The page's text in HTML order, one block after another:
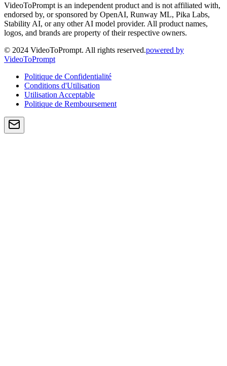
VideoToPrompt is an independent product and is not affiliated with,
endorsed by, or sponsored by OpenAI, Runway ML, Pika Labs,
Stability AI, or any other AI model provider. All product names,
logos, and brands are property of their respective owners.
© 2024 VideoToPrompt. All rights reserved.powered by
VideoToPrompt
Politique de Confidentialité
Conditions d'Utilisation
Utilisation Acceptable
Politique de Remboursement